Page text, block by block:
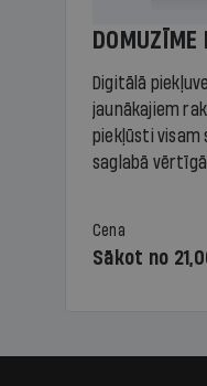
DOMUZĪME
Digitālā
jaunākajiem
piekļūsti visam
saglabā
Cena
Sākot no